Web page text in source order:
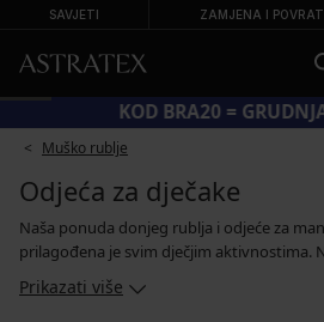
SAVJETI ZAMJENA I POVRAT
KOD BRA20 =
Muško rublje
Odjeća za dječake
Naša ponuda donjeg rublja i odjeće za
prilagođena je svim dječjim aktivnostima.
nabaviti sve što vam je potrebno – od
majica pa sve do sportske odjeće, majica s
Prikazati više